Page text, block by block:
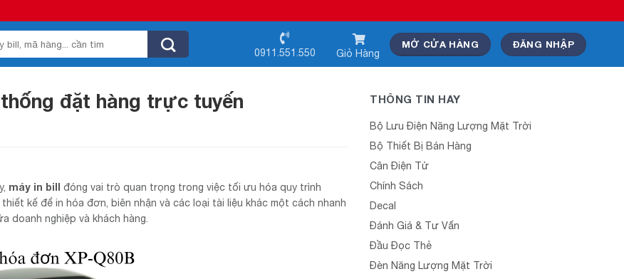
0911.551.550 Giỏ Hàng
MỞ CỬA HÀNG ĐĂNG NHẬP
đặt hàng trực tuyến
máy in bill đóng vai trò quan trọng trong việc tối ưu hóa quy trình
kế để in hóa đơn, biên nhận và các loại tài liệu khác một cách nhanh
doanh nghiệp và khách hàng.
THÔNG TIN HAY
Bộ Lưu Điện Năng Lượng Mặt Trời
Bộ Thiết Bị Bán Hàng
Cân Điện Tử
Chính Sách
Decal
Đánh Giá & Tư Vấn
Đầu Đọc Thẻ
Đèn Năng Lượng Mặt Trời